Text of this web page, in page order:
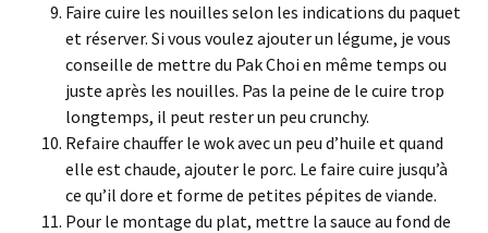
Faire cuire les nouilles selon les indications du paquet
et réserver. Si vous voulez ajouter un légume, je vous
conseille de mettre du Pak Choi en même temps ou
juste après les nouilles. Pas la peine de le cuire trop
longtemps, il peut rester un peu crunchy.
Refaire chauffer le wok avec un peu d’huile et quand
elle est chaude, ajouter le porc. Le faire cuire jusqu’à
ce qu’il dore et forme de petites pépites de viande.
Pour le montage du plat, mettre la sauce au fond de